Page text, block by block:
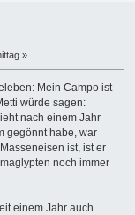
»
Mein Campo ist
würde sagen:
nach einem Jahr
gegönnt habe, war
ist, ist er
noch immer
einem Jahr auch